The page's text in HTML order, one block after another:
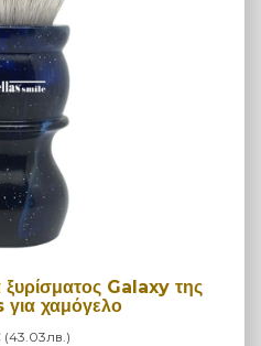
Galaxy της
χαμόγελο